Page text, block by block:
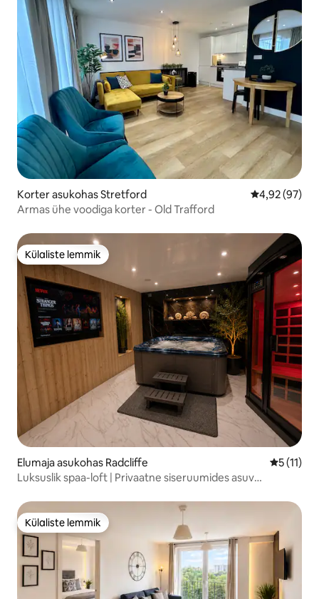
Korter asukohas Stretford Keskmine
4,92 (97)
Armas ühe voodiga korter - Old Trafford
Külaliste lemmik
Külaliste lemmik
Elumaja asukohas Radcliffe
5 (11)
Luksuslik spaa-loft | Privaatne siseruumides asuv
Külaliste lemmik
Külaliste lemmik